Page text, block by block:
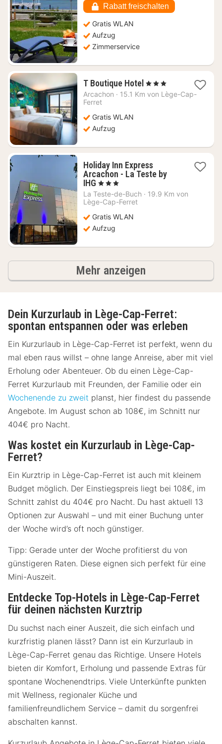
Rabatt freischalten
Gratis WLAN
Aufzug
Zimmerservice
T Boutique Hotel 1
Nacht
, 3 Sterne
Arcachon · 15.1 Km von Lège-Cap-
Ferret
Gratis WLAN
Aufzug
Holiday Inn Express
Arcachon - La Teste by
IHG 1
Nacht
ab
107,29
€
, 3 Sterne
La Teste-de-Buch · 19.9 Km von
Lège-Cap-Ferret
Gratis WLAN
Aufzug
Mehr anzeigen
Dein Kurzurlaub in Lège-Cap-Ferret:
spontan entspannen oder was erleben
Ein Kurzurlaub in Lège-Cap-Ferret ist perfekt, wenn du
mal eben raus willst – ohne lange Anreise, aber mit viel
Erholung oder Abenteuer. Ob du einen Lège-Cap-
Ferret Kurzurlaub mit Freunden, der Familie oder ein
Wochenende zu zweit planst, hier findest du passende
Angebote. Im August schon ab 108€, im Schnitt nur
404€ pro Nacht.
Was kostet ein Kurzurlaub in Lège-Cap-
Ferret?
Ein Kurztrip in Lège-Cap-Ferret ist auch mit kleinem
Budget möglich. Der Einstiegspreis liegt bei 108€, im
Schnitt zahlst du 404€ pro Nacht. Du hast aktuell 13
Optionen zur Auswahl – und mit einer Buchung unter
der Woche wird’s oft noch günstiger.
Tipp: Gerade unter der Woche profitierst du von
günstigeren Raten. Diese eignen sich perfekt für eine
Mini-Auszeit.
Entdecke Top-Hotels in Lège-Cap-Ferret
für deinen nächsten Kurztrip
Du suchst nach einer Auszeit, die sich einfach und
kurzfristig planen lässt? Dann ist ein Kurzurlaub in
Lège-Cap-Ferret genau das Richtige. Unsere Hotels
bieten dir Komfort, Erholung und passende Extras für
spontane Wochenendtrips. Viele Unterkünfte punkten
mit Wellness, regionaler Küche und
familienfreundlichem Service – damit du sorgenfrei
abschalten kannst.